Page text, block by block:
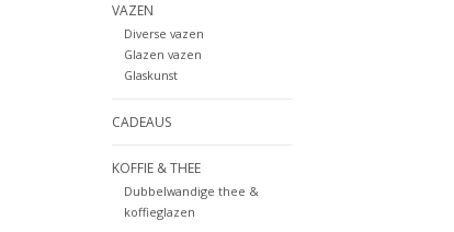
VAZEN
Diverse vazen
Glazen vazen
Glaskunst
CADEAUS
KOFFIE & THEE
Dubbelwandige thee &
koffieglazen